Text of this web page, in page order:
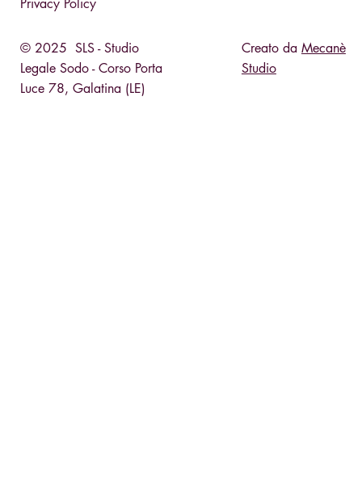
Privacy Policy
© 2025 SLS - Studio
Legale Sodo - Corso Porta
Luce 78, Galatina (LE)
Creato da Mecanè
Studio